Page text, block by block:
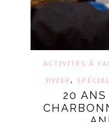
ACTIVITÉS À
HIVER ,
20 ANS